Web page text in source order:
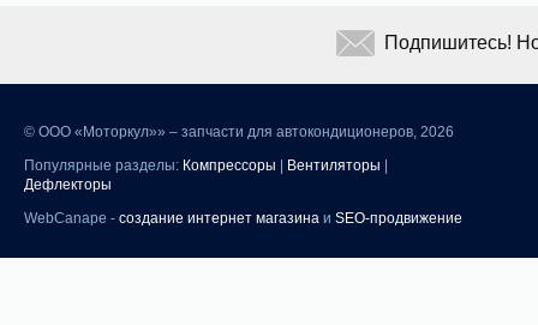
© ООО «Моторкул»» – запчасти для автокондиционеров, 2026
Популярные разделы: Компрессоры Вентиляторы
Дефлекторы
WebCanape - создание интернет магазина и SEO-продвижение
Подпишитесь!